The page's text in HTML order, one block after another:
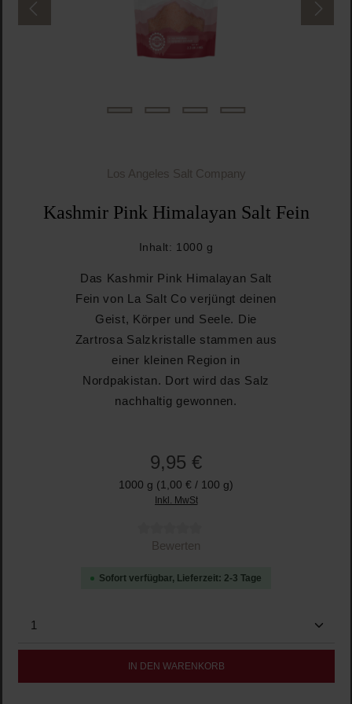
Los Angeles Salt Company
Kashmir Pink Himalayan Salt Fein
Inhalt: 1000 g
Das Kashmir Pink Himalayan Salt
Fein von La Salt Co verjüngt deinen
Geist, Körper und Seele. Die
Zartrosa Salzkristalle stammen aus
einer kleinen Region in
Nordpakistan. Dort wird das Salz
nachhaltig gewonnen.
9,95 €
1000 g (1,00 € / 100 g)
Inkl. MwSt
Durchschnittliche Bewertung von 0 von 5 Sternen
Bewerten
Sofort verfügbar, Lieferzeit: 2-3 Tage
Produkt Anzahl: Gib den gewünschten Wert ein
IN DEN WARENKORB